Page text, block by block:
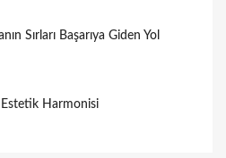
Sırları Başarıya Giden Yol
Harmonisi